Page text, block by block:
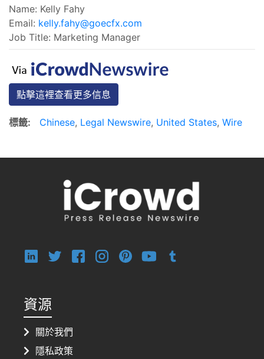
Name: Kelly Fahy
Email: kelly.fahy@goecfx.com
Job Title: Marketing Manager
點擊這裡查看更多信息
標籤: Chinese, Legal Newswire, United States, Wire
資源
關於我們
隱私政策